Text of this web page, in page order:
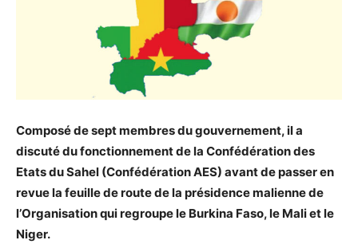
Composé de sept membres du gouvernement, il a
discuté du fonctionnement de la Confédération des
Etats du Sahel (Confédération AES) avant de passer en
revue la feuille de route de la présidence malienne de
l’Organisation qui regroupe le Burkina Faso, le Mali et le
Niger.